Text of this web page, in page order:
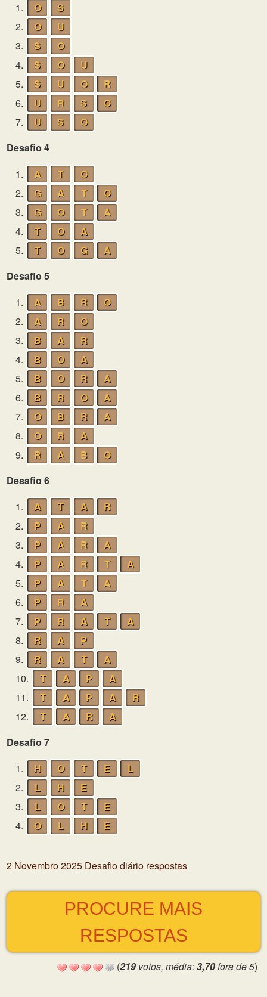
1.
O
S
2.
O
U
3.
S
O
4.
S O
U
5.
S U O
R
6.
U R S
O
7.
U S
O
Desafio 4
1.
A T
O
2.
G A T
O
3.
G O T
A
4.
T O
A
5.
T O G
A
Desafio 5
1.
A B R
O
2.
A R
O
3.
B A
R
4.
B O
A
5.
B O R
A
6.
B R O
A
7.
O B R
A
8.
O R
A
9.
R A B
O
Desafio 6
1.
A T A
R
2.
P A
R
3.
P A R
A
4.
P A R T
A
5.
P A T
A
6.
P R
A
7.
P R A T
A
8.
R A
P
9.
R A T
A
10.
T A P
A
11.
T A P A
R
12.
T A R
A
Desafio 7
1.
H O T E
L
2.
L H
E
3.
L O T
E
4.
O L H E
2 Novembro 2025 Desafio diário respostas
PROCURE MAIS
RESPOSTAS
(219 votos, média:3,70fora de 5)